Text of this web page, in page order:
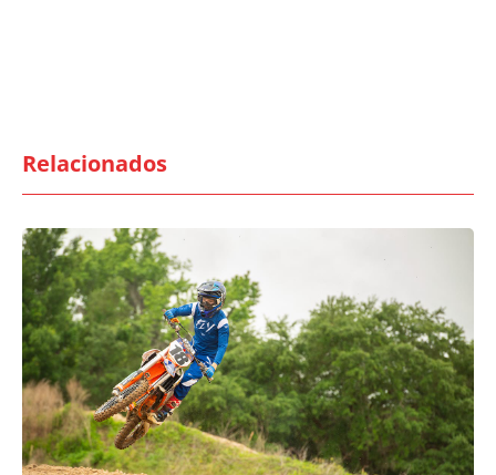
Relacionados